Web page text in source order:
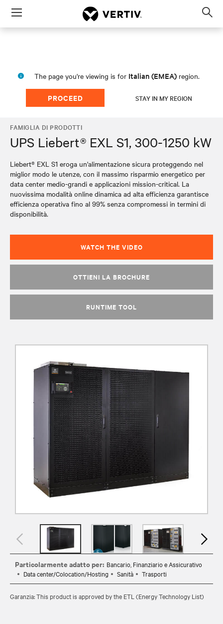
Menu
The page you're viewing is for Italian (EMEA) region.
PROCEED STAY IN MY REGION
FAMIGLIA DI PRODOTTI
UPS Liebert® EXL S1, 300-1250 kW
Liebert® EXL S1 eroga un'alimentazione sicura proteggendo nel
miglior modo le utenze, con il massimo risparmio energetico per
data center medio-grandi e applicazioni mission-critical. La
nuovissima modalità online dinamica ad alta efficienza garantisce
efficienza operativa fino al 99% senza compromessi in termini di
disponibilità.
WATCH THE VIDEO
OTTIENI LA BROCHURE
RUNTIME TOOL
Particolarmente adatto per: Bancario, Finanziario e Assicurativo
Data center/Colocation/Hosting
Sanità Trasporti
Garanzia: This product is approved by the ETL (Energy Technology List)